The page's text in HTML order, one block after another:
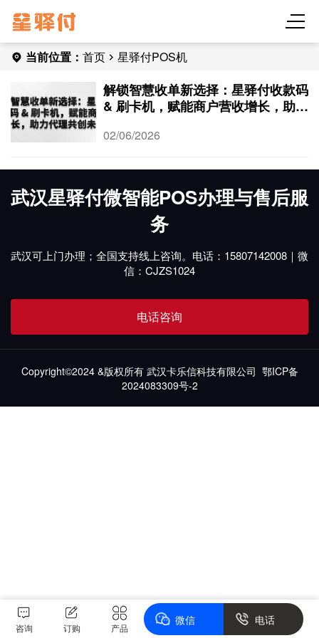
当前位置： 首页 星驿付POS机
解锁智慧收单新选择：星驿付收款码
& 刷卡机，赋能商户营收增长，助力
02/06/2026
武汉星驿付微智能POS办理与售后服
务
武汉可上门办理；全国支持线上咨询。电话：15807142008｜微
信：CJZS1024
电话咨询
Copyright©2024 &版权所有 武汉卡乐信科技有限公司 鄂ICP备
2024083309号-2
咨询 订购 产品
微信 电话